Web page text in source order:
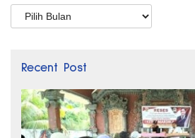
Arsip
Recent Post